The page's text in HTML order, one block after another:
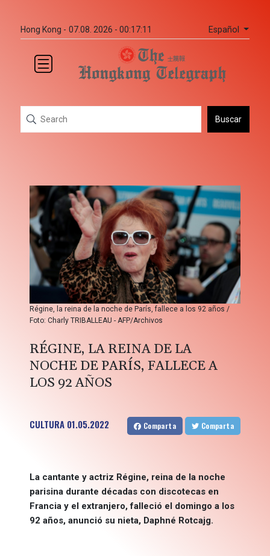
Hong Kong - 07.08. 2026 - 00:17:11 Español
Buscar
Régine, la reina de la noche de París, fallece a los 92 años /
Foto: Charly TRIBALLEAU - AFP/Archivos
RÉGINE, LA REINA DE LA
NOCHE DE PARÍS, FALLECE A
LOS 92 AÑOS
CULTURA 01.05.2022 Comparta Comparta
La cantante y actriz Régine, reina de la noche
parisina durante décadas con discotecas en
Francia y el extranjero, falleció el domingo a los
92 años, anunció su nieta, Daphné Rotcajg.